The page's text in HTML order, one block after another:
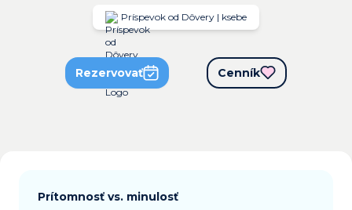
Príspevok od Dôvery | ksebe
Rezervovať Cenník
Prítomnosť vs. minulosť